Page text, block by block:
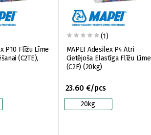
P10 Flīžu Līme
(C2TE),
(1)
MAPEI Adesilex P4 Ātri
Cietējoša Elastīga Flīžu Līme
(C2F) (20kg)
23.60 €/pcs
20kg